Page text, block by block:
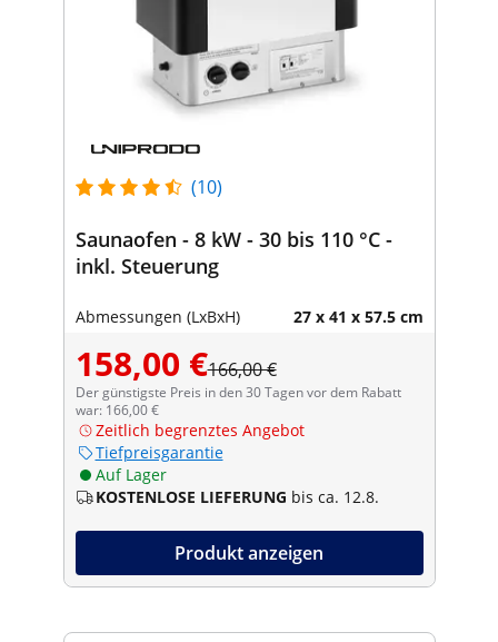
(10)
Saunaofen - 8 kW - 30 bis 110 °C -
inkl. Steuerung
Abmessungen (LxBxH) 27 x 41 x 57.5 cm
158,00 €166,00 €
Der günstigste Preis in den 30 Tagen vor dem Rabatt
war: 166,00 €
Zeitlich begrenztes Angebot
Tiefpreisgarantie
Auf Lager
KOSTENLOSE LIEFERUNG bis ca. 12.8.
Produkt anzeigen